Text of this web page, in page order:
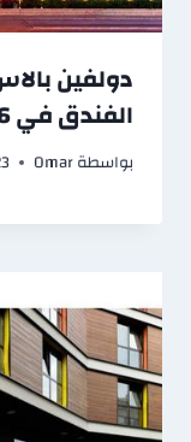
دولفين
الفندق في 2026
بواسطةOmar